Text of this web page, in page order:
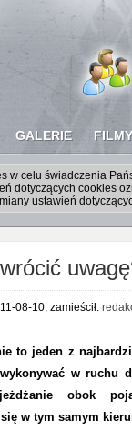
GALERIE FILMY
w celu świadczenia
dotyczących cookies
ustawień
08-10, zamieścił:
to jeden z
w ruchu
obok
w tym samym